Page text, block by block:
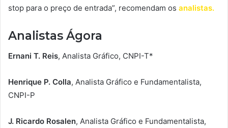
stop para o preço de entrada”, recomendam os analistas.
Analistas Ágora
Ernani T. Reis, Analista Gráfico, CNPI-T*
Henrique P. Colla, Analista Gráfico e Fundamentalista,
CNPI-P
J. Ricardo Rosalen, Analista Gráfico e Fundamentalista,